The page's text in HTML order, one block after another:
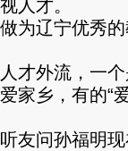
人才。
辽宁优秀的
外流，一个
家乡，有的“
问孙福明现